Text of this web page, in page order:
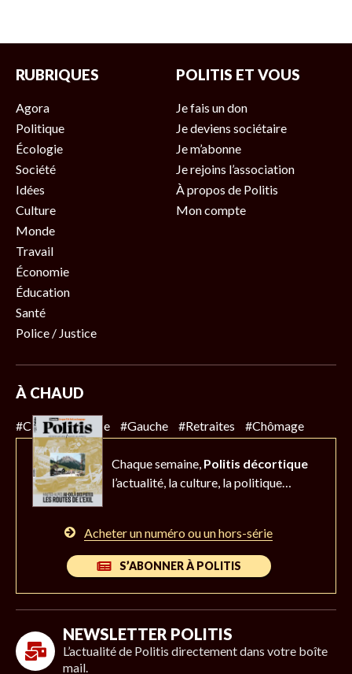
RUBRIQUES
Agora
Politique
Écologie
Société
Idées
Culture
Monde
Travail
Économie
Éducation
Santé
Police / Justice
POLITIS ET VOUS
Je fais un don
Je deviens sociétaire
Je m’abonne
Je rejoins l’association
À propos de Politis
Mon compte
À CHAUD
#Climat #Police #Gauche #Retraites #Chômage
Chaque semaine, Politis décortique
l’actualité, la culture, la politique…
Acheter un numéro ou un hors-série
S’ABONNER À POLITIS
NEWSLETTER POLITIS
L’actualité de Politis directement dans votre boîte
mail.